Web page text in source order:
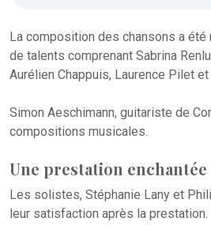
La composition des chansons a
de talents comprenant Sabrina
Aurélien Chappuis, Laurence Pilet et
Simon Aeschimann, guitariste de
compositions musicales.
Une prestation enchantée
Les solistes, Stéphanie Lany et
leur satisfaction après la prestation.